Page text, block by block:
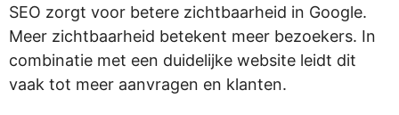
SEO zorgt voor betere zichtbaarheid in Google.
Meer zichtbaarheid betekent meer bezoekers. In
combinatie met een duidelijke website leidt dit
vaak tot meer aanvragen en klanten.